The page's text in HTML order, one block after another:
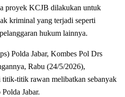
proyek KCJB dilakukan untuk
kriminal yang terjadi seperti
hukum lainnya.
Polda Jabar, Kombes Pol Drs
Rabu (24/5/2026),
titik-titik rawan melibatkan sebanyak
Jabar.